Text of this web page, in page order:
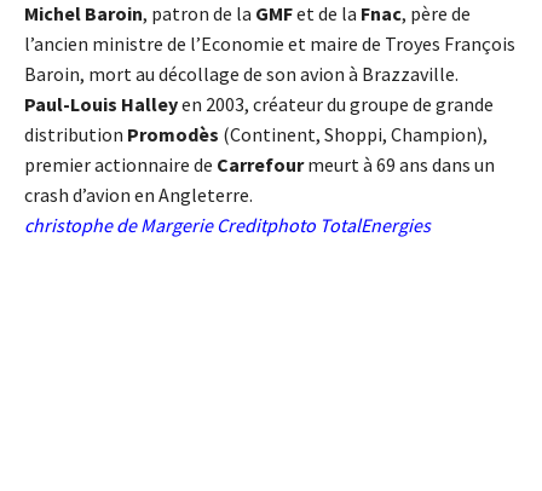
Michel Baroin, patron de la GMFet de la Fnac, père de
l’ancien ministre de l’Economie et maire de Troyes François
Baroin, mort au décollage de son avion à Brazzaville.
Paul-Louis Halleyen 2003, créateur du groupe de grande
distribution Promodès (Continent, Shoppi, Champion),
premier actionnaire de Carrefourmeurt à 69 ans dans un
crash d’avion en Angleterre.
christophe de Margerie Creditphoto TotalEnergies